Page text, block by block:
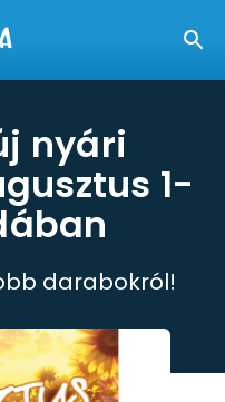
nyári
1-
darabokról!